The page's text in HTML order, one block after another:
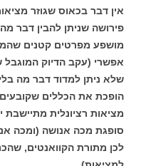
אין דבר בכאוס שגוזר
פירושה שניתן להבין דבר
מושפע מפרטים קטנים
אפשרי (עקב הדיוק המוגבל
שלא ניתן למדוד דבר מה
הופכת את הכללים שקובעים
מציאות רציונלית מתיישבת
סופגת מכה אנושה (ומכה
לכן מתורת הקוואנטים,